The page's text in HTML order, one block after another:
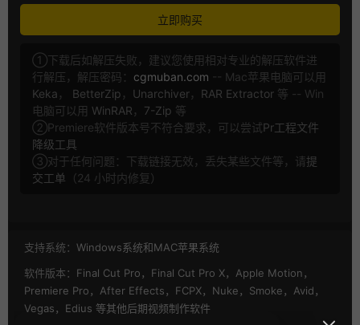
立即购买
①下载后如解压失败，建议您使用相对专业的解压软件进
行解压，解压密码： cgmuban.com -- Mac苹果电脑可以用
Keka ， BetterZip ， Unarchiver， RAR Extractor 等 -- Win
电脑可以用 WinRAR ， 7-Zip 等
②Premiere软件版本号不符合要求，可以尝试Pr工程文件
降级工具
③对于任何问题：下载链接无效，丢失某些文件等，请提
交工单 （24 小时内修复）
支持系统： Windows系统和MAC苹果系统
软件版本： Final Cut Pro，Final Cut Pro X，Apple Motion，
Premiere Pro，After Effects，FCPX，Nuke，Smoke，Avid，
Vegas，Edius 等其他后期视频制作软件